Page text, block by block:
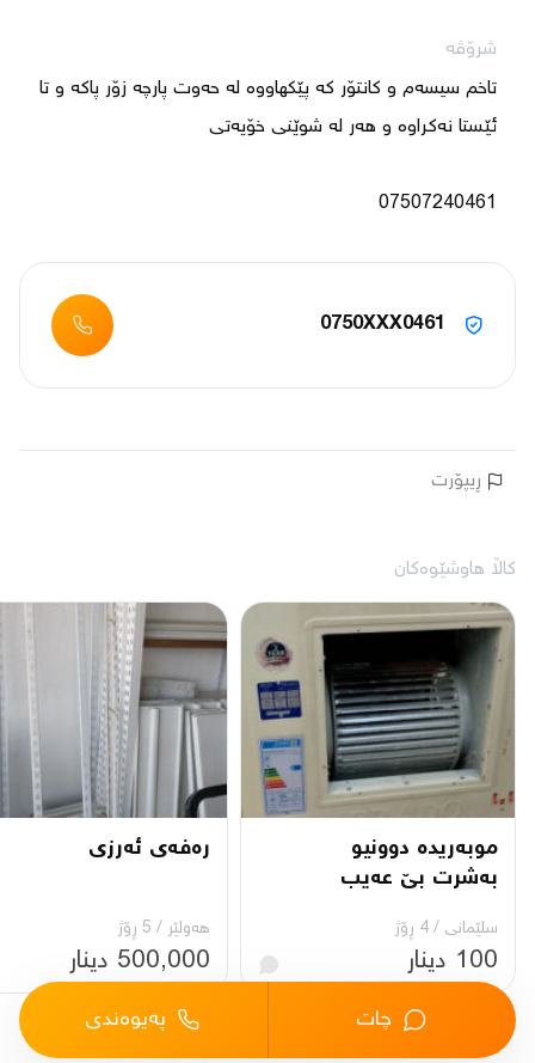
شرۆڤە
07507240461
0750XXX0461
ڕیپۆرت
کاڵا هاوشێوەکان
موبەریدە دوونیو
بەشرت بێ عەیب
سلێمانی / 4 ڕۆژ
100 دینار
رەفەی ئەرزی
هەولێر / 5 ڕۆژ
500,000 دینار
چات پەیوەندی